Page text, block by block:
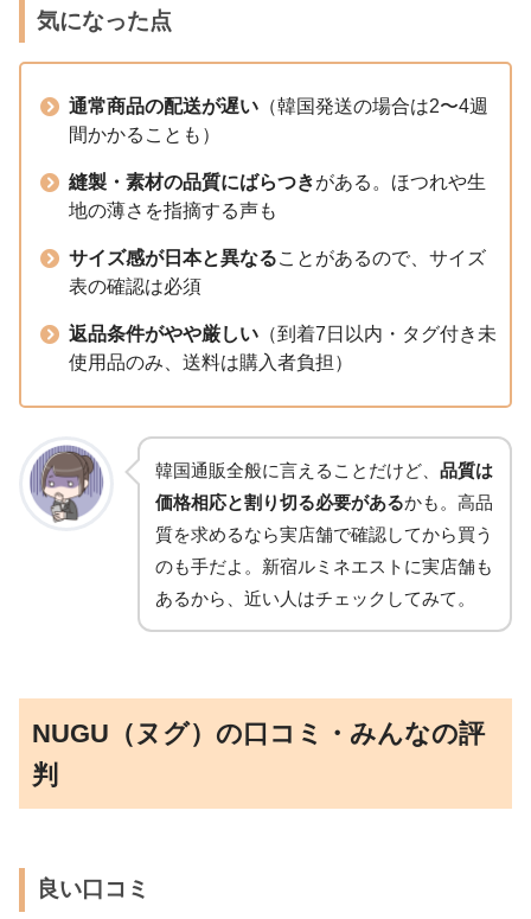
気になった点
通常商品の配送が遅い （韓国発送の場合は2〜4週
間かかることも）
縫製・素材の品質にばらつきがある。ほつれや生
地の薄さを指摘する声も
サイズ感が日本と異なることがあるので、サイズ
表の確認は必須
返品条件がやや厳しい （到着7日以内・タグ付き未
使用品のみ、送料は購入者負担）
韓国通販全般に言えることだけど、 品質は
価格相応と割り切る必要があるかも。高品
質を求めるなら実店舗で確認してから買う
のも手だよ。新宿ルミネエストに実店舗も
あるから、近い人はチェックしてみて。
NUGU（ヌグ）の口コミ・みんなの評
判
良い口コミ